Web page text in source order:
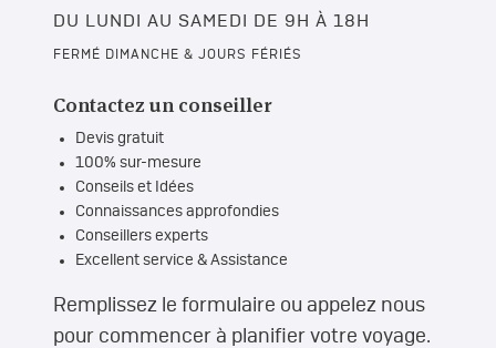
DU LUNDI AU SAMEDI DE 9H À 18H
FERMÉ DIMANCHE & JOURS FÉRIÉS
Contactez un conseiller
Devis gratuit
100% sur-mesure
Conseils et Idées
Connaissances approfondies
Conseillers experts
Excellent service & Assistance
Remplissez le formulaire ou appelez nous
pour commencer à planifier votre voyage.